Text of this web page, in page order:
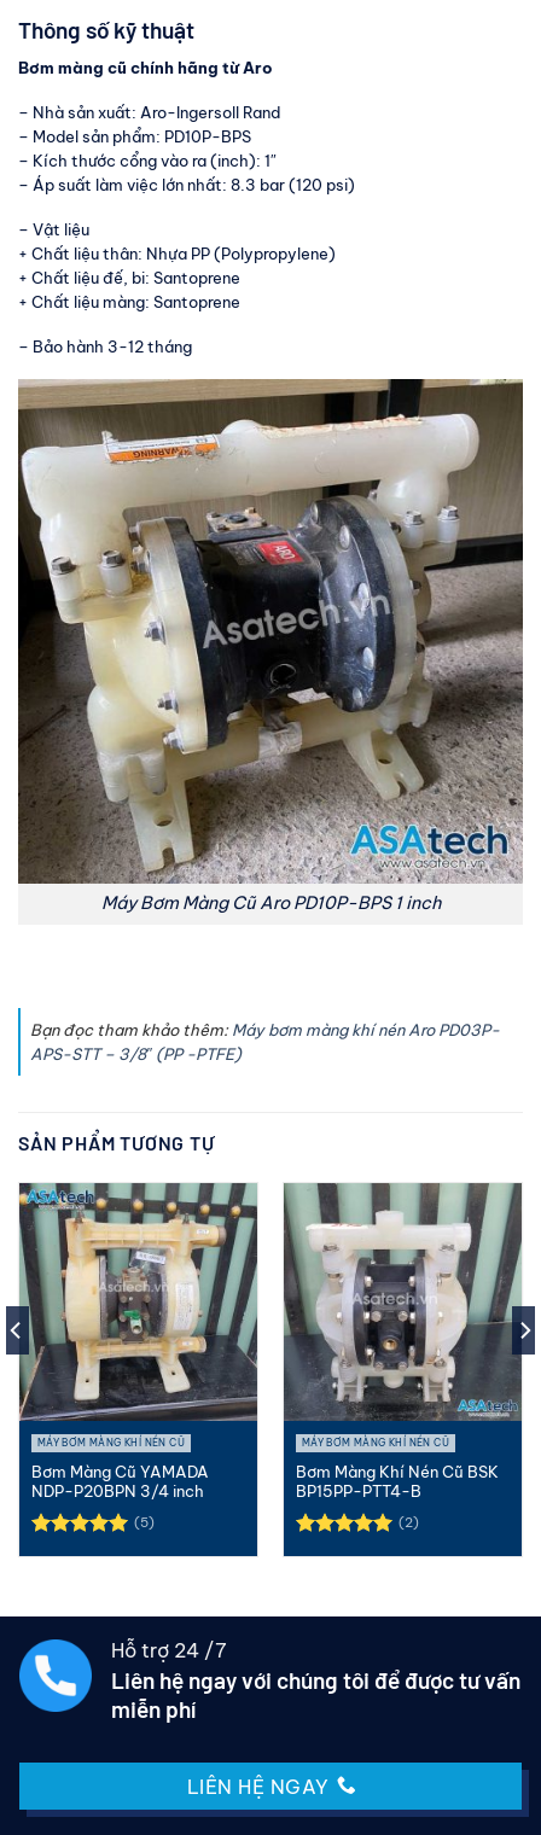
Thông số kỹ thuật
Bơm màng cũ chính hãng từ Aro
– Nhà sản xuất: Aro-Ingersoll Rand
– Model sản phẩm: PD10P-BPS
– Kích thước cổng vào ra (inch): 1″
– Áp suất làm việc lớn nhất: 8.3 bar (120 psi)
– Vật liệu
+ Chất liệu thân: Nhựa PP (Polypropylene)
+ Chất liệu đế, bi: Santoprene
+ Chất liệu màng: Santoprene
– Bảo hành 3-12 tháng
Máy Bơm Màng Cũ Aro PD10P-BPS 1 inch
Bạn đọc tham khảo thêm:Máy bơm màng khí nén Aro PD03P-
APS-STT – 3/8″ (PP -PTFE)
SẢN PHẨM TƯƠNG TỰ
MÁY BƠM MÀNG KHÍ NÉN CŨ
Bơm Màng Cũ YAMADA
NDP-P20BPN 3/4 inch
(5)
MÁY BƠM MÀNG KHÍ NÉN CŨ
Bơm Màng Khí Nén Cũ BSK
BP15PP-PTT4-B
(2)
Hỗ trợ 24 /7
Liên hệ ngay với chúng tôi để được tư vấn
miễn phí
LIÊN HỆ NGAY